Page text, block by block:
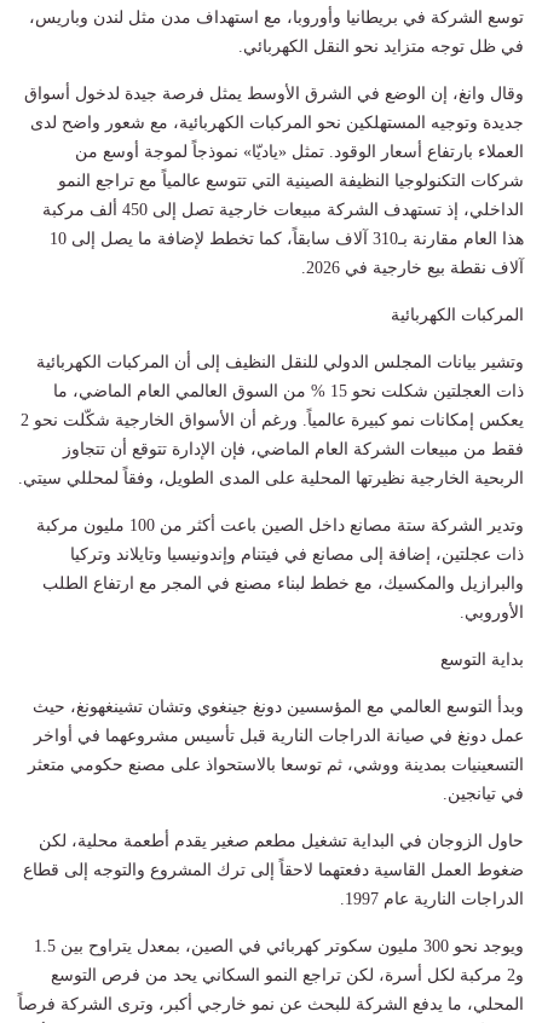
توسع الشركة في بريطانيا وأوروبا، مع استهداف مدن مثل لندن وباريس،
في ظل توجه متزايد نحو النقل الكهربائي.
وقال وانغ، إن الوضع في الشرق الأوسط يمثل فرصة جيدة لدخول أسواق
جديدة وتوجيه المستهلكين نحو المركبات الكهربائية، مع شعور واضح لدى
العملاء بارتفاع أسعار الوقود. تمثل «ياديّا» نموذجاً لموجة أوسع من
شركات التكنولوجيا النظيفة الصينية التي تتوسع عالمياً مع تراجع النمو
الداخلي، إذ تستهدف الشركة مبيعات خارجية تصل إلى 450 ألف مركبة
هذا العام مقارنة بـ310 آلاف سابقاً، كما تخطط لإضافة ما يصل إلى 10
آلاف نقطة بيع خارجية في 2026.
المركبات الكهربائية
وتشير بيانات المجلس الدولي للنقل النظيف إلى أن المركبات الكهربائية
ذات العجلتين شكلت نحو 15 % من السوق العالمي العام الماضي، ما
يعكس إمكانات نمو كبيرة عالمياً. ورغم أن الأسواق الخارجية شكّلت نحو 2
فقط من مبيعات الشركة العام الماضي، فإن الإدارة تتوقع أن تتجاوز
الربحية الخارجية نظيرتها المحلية على المدى الطويل، وفقاً لمحللي سيتي.
وتدير الشركة ستة مصانع داخل الصين باعت أكثر من 100 مليون مركبة
ذات عجلتين، إضافة إلى مصانع في فيتنام وإندونيسيا وتايلاند وتركيا
والبرازيل والمكسيك، مع خطط لبناء مصنع في المجر مع ارتفاع الطلب
الأوروبي.
بداية التوسع
وبدأ التوسع العالمي مع المؤسسين دونغ جينغوي وتشان تشينغهونغ، حيث
عمل دونغ في صيانة الدراجات النارية قبل تأسيس مشروعهما في أواخر
التسعينيات بمدينة ووشي، ثم توسعا بالاستحواذ على مصنع حكومي متعثر
في تيانجين.
حاول الزوجان في البداية تشغيل مطعم صغير يقدم أطعمة محلية، لكن
ضغوط العمل القاسية دفعتهما لاحقاً إلى ترك المشروع والتوجه إلى قطاع
الدراجات النارية عام 1997.
ويوجد نحو 300 مليون سكوتر كهربائي في الصين، بمعدل يتراوح بين 1.5
و2 مركبة لكل أسرة، لكن تراجع النمو السكاني يحد من فرص التوسع
المحلي، ما يدفع الشركة للبحث عن نمو خارجي أكبر، وترى الشركة فرصاً